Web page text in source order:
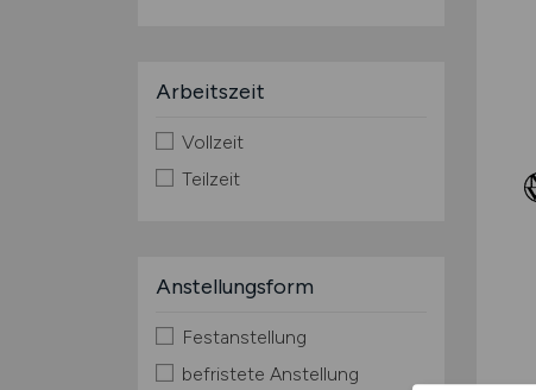
Arbeitszeit
Vollzeit
Teilzeit
Anstellungsform
Festanstellung
befristete Anstellung